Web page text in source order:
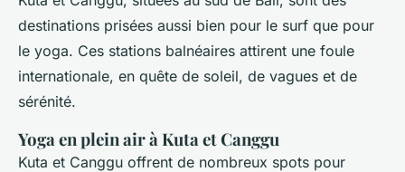
destinations prisées aussi bien pour le surf que pour
le yoga. Ces stations balnéaires attirent une foule
internationale, en quête de soleil, de vagues et de
sérénité.
Yoga en plein air à Kuta et Canggu
Kuta et Canggu offrent de nombreux spots pour